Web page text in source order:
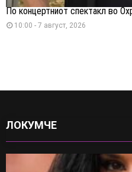
По концертниот спектакл во
10:00 - 7 август, 2026
ЛОКУМЧЕ